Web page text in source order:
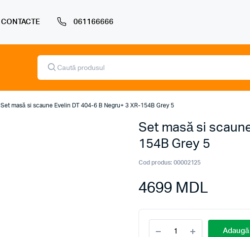
CONTACTE 061166666
Products
search
Set masă si scaune Evelin DT 404-6 B Negru+ 3 XR-154B Grey 5
Set masă si
154B Grey 5
Cod produs: 00002125
4699 MDL
masă